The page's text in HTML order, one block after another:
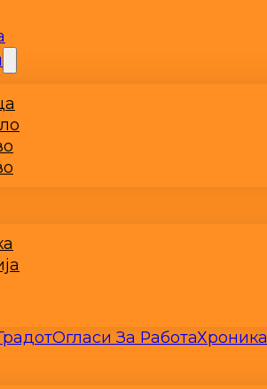
Огласи За РаботаХроника